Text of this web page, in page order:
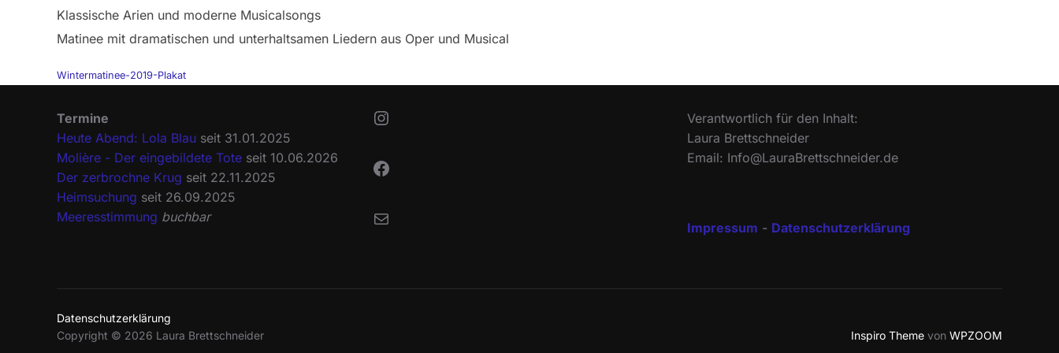
Klassische Arien und moderne Musicalsongs
Matinee mit dramatischen und unterhaltsamen Liedern aus Oper und Musical
Wintermatinee-2019-Plakat
Termine
Heute Abend: Lola Blau seit 31.01.2025
Molière - Der eingebildete Tote seit 10.06.2026
Der zerbrochne Krug seit 22.11.2025
Heimsuchung seit 26.09.2025
Meeresstimmung buchbar
Instagram
Facebook
Mail
Verantwortlich für den Inhalt:
Laura Brettschneider
Email: Info@LauraBrettschneider.de
Impressum - Datenschutzerklärung
Datenschutzerklärung
Copyright © 2026 Laura Brettschneider
Inspiro Theme von WPZOOM